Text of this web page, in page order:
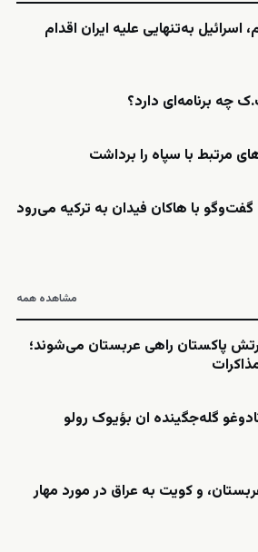
اسرائیل به‌تنهایی علیه ایران اقدام
چه برنامه‌ای دارد؟
مرتبط با سپاه را برداشت
گفت‌وگو با هاکان فیدان به ترکیه می‌رود
مشاهده همه
پاکستان راهی عربستان می‌شوند؛
گله‌جگینده ان بؤیوک رولو
و کویت به عراق در مورد مهار